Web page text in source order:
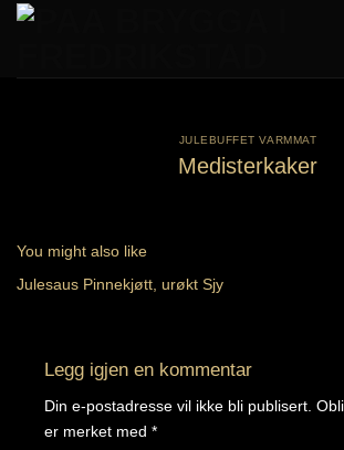
Skip
JULEBUFFET VARMMAT
Medisterkaker
You might also like
Julesaus Pinnekjøtt, urøkt Sjy
Legg igjen en kommentar
Din e-postadresse vil ikke bli publisert.
er merket med *